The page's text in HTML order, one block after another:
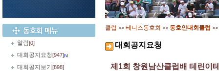
알림[0]
대회공지요청[947]
대회공지보기 [898]
클럽 >> 테니스동호회 >> 동호인대회클럽 >>
대회공지요청
제1회 창원남산클럽배 테린이